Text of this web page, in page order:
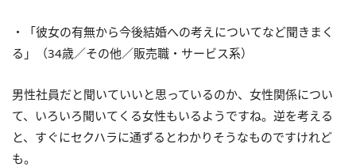
・「彼女の有無から今後結婚への考えについてなど聞きまく
る」（34歳／その他／販売職・サービス系）
男性社員だと聞いていいと思っているのか、女性関係につい
て、いろいろ聞いてくる女性もいるようですね。逆を考える
と、すぐにセクハラに通ずるとわかりそうなものですけれど
も。